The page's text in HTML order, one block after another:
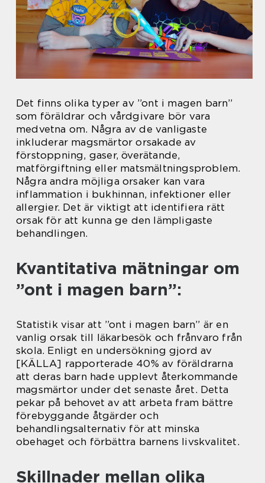
Det finns olika typer av ”ont i magen barn”
som föräldrar och vårdgivare bör vara
medvetna om. Några av de vanligaste
inkluderar magsmärtor orsakade av
förstoppning, gaser, överätande,
matförgiftning eller matsmältningsproblem.
Några andra möjliga orsaker kan vara
inflammation i bukhinnan, infektioner eller
allergier. Det är viktigt att identifiera rätt
orsak för att kunna ge den lämpligaste
behandlingen.
Kvantitativa mätningar om
”ont i magen barn”:
Statistik visar att ”ont i magen barn” är en
vanlig orsak till läkarbesök och frånvaro från
skola. Enligt en undersökning gjord av
[KÄLLA] rapporterade 40% av föräldrarna
att deras barn hade upplevt återkommande
magsmärtor under det senaste året. Detta
pekar på behovet av att arbeta fram bättre
förebyggande åtgärder och
behandlingsalternativ för att minska
obehaget och förbättra barnens livskvalitet.
Skillnader mellan olika